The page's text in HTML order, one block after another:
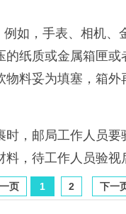
例如，手表、相机、
的纸质或金属箱匣或
物料妥为填塞，箱外
时，邮局工作人员要
，待工作人员验视
一页 1 2 下一